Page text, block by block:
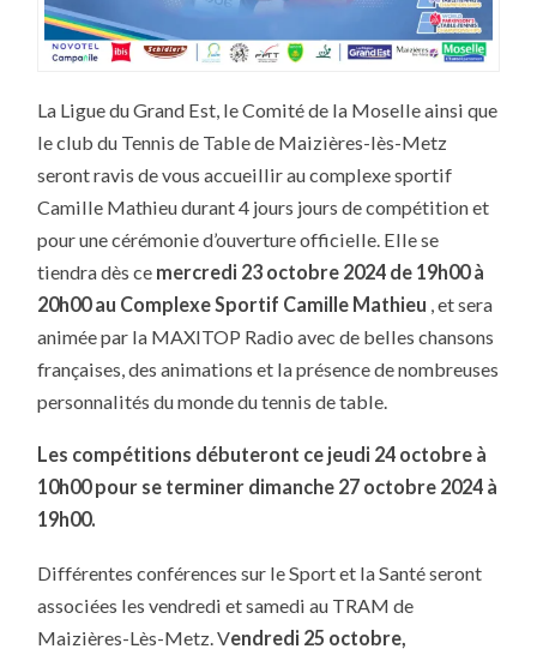
La Ligue du Grand Est, le Comité de la Moselle ainsi que
le club du Tennis de Table de Maizières-lès-Metz
seront ravis de vous accueillir au complexe sportif
Camille Mathieu durant 4 jours jours de compétition et
pour une cérémonie d’ouverture officielle. Elle se
tiendra dès ce mercredi 23 octobre 2024 de 19h00 à
20h00 au Complexe Sportif Camille Mathieu , et sera
animée par la MAXITOP Radio avec de belles chansons
françaises, des animations et la présence de nombreuses
personnalités du monde du tennis de table.
Les compétitions débuteront ce jeudi 24 octobre à
10h00 pour se terminer dimanche 27 octobre 2024 à
19h00.
Différentes conférences sur le Sport et la Santé seront
associées les vendredi et samedi au TRAM de
Maizières-Lès-Metz. Vendredi 25 octobre,